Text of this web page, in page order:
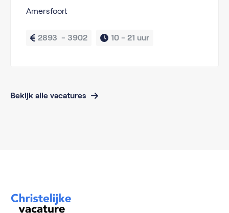
Amersfoort
2893  - 3902 10 - 21 uur
Bekijk alle vacatures